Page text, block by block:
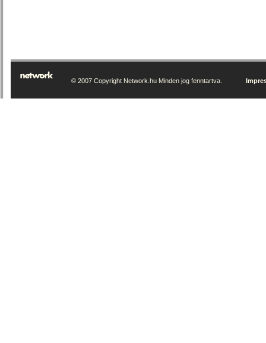
© 2007 Copyright Network.hu Minden jog fenntartva.